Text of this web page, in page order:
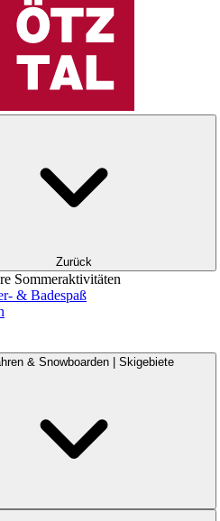
Zurück
Sommeraktivitäten
& Badespaß
& Snowboarden | Skigebiete